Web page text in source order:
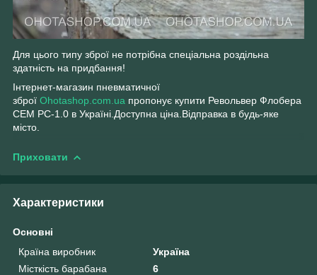
Для цього типу зброї не потрібна спеціальна роздільна
здатність на придбання!
Інтернет-магазин пневматичної
зброї Ohotashop.com.ua пропонує купити Револьвер Флобера
СЕМ РС-1.0 в Україні.Доступна ціна.Відправка в будь-яке
місто.
Приховати
Характеристики
Основні
Країна виробник
Україна
Місткість барабана
6